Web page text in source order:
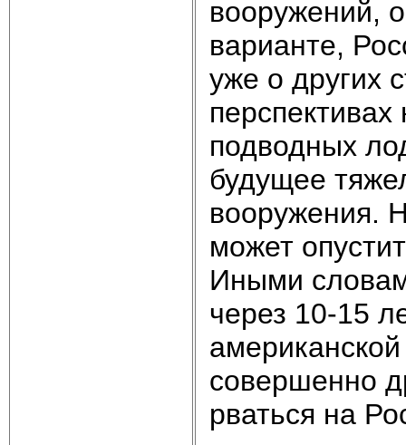
вооружений,
варианте,
уже о других
подводных
будущее
вооружения.
может
Иными
через 10-15
совершенно
рваться на